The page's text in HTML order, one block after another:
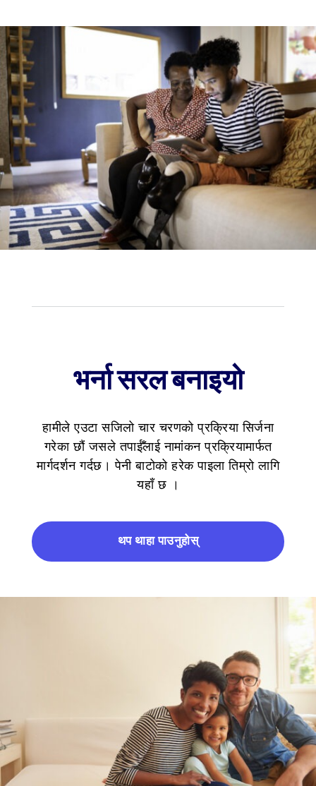
भर्ना सरल बनाइयो
हामीले एउटा सजिलो चार चरणको प्रक्रिया सिर्जना
गरेका छौं जसले तपाईँलाई नामांकन प्रक्रियामार्फत
मार्गदर्शन गर्दछ। पेनी बाटोको हरेक पाइला तिम्रो लागि
यहाँ छ ।
थप थाहा पाउनुहोस्